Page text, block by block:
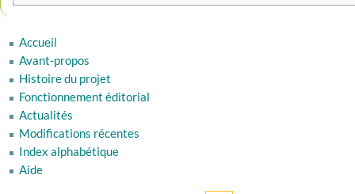
Accueil
Avant-propos
Histoire du projet
Fonctionnement éditorial
Actualités
Modifications récentes
Index alphabétique
Aide